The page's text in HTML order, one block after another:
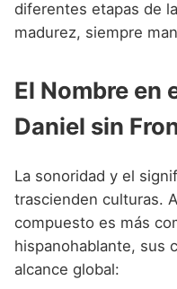
diferentes etapas de
madurez, siempre
El Nombre en
Daniel sin
La sonoridad y el
trascienden culturas.
compuesto es más
hispanohablante, sus
alcance global: